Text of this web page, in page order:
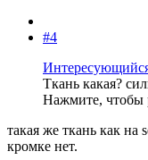
#4
Интересующийся
Ткань какая?
Нажмите, чтобы
такая же ткань как на
кромке нет.